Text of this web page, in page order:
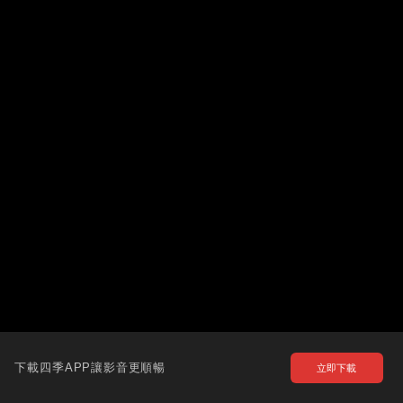
下載四季APP讓影音更順暢 立即下載